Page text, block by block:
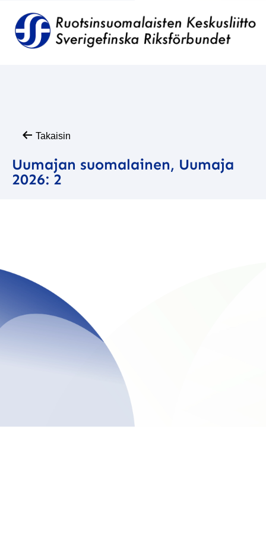
Takaisin
Uumajan suomalainen, Uumaja
2026: 2